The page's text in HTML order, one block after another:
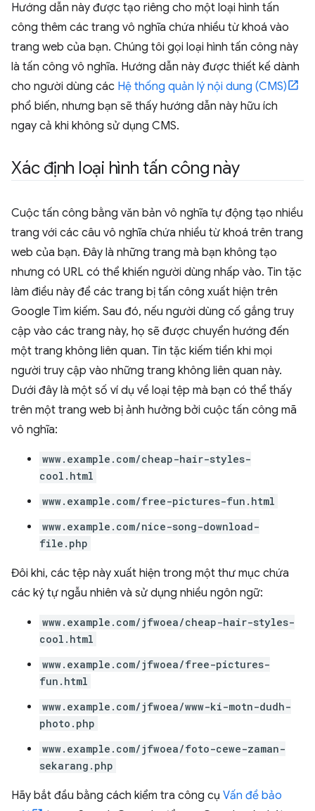
Hướng dẫn này được tạo riêng cho một loại hình tấn
công thêm các trang vô nghĩa chứa nhiều từ khoá vào
trang web của bạn. Chúng tôi gọi loại hình tấn công này
là tấn công vô nghĩa. Hướng dẫn này được thiết kế dành
cho người dùng các Hệ thống quản lý nội dung (CMS)
phổ biến, nhưng bạn sẽ thấy hướng dẫn này hữu ích
ngay cả khi không sử dụng CMS.
Xác định loại hình tấn công này
Cuộc tấn công bằng văn bản vô nghĩa tự động tạo nhiều
trang với các câu vô nghĩa chứa nhiều từ khoá trên trang
web của bạn. Đây là những trang mà bạn không tạo
nhưng có URL có thể khiến người dùng nhấp vào. Tin tặc
làm điều này để các trang bị tấn công xuất hiện trên
Google Tìm kiếm. Sau đó, nếu người dùng cố gắng truy
cập vào các trang này, họ sẽ được chuyển hướng đến
một trang không liên quan. Tin tặc kiếm tiền khi mọi
người truy cập vào những trang không liên quan này.
Dưới đây là một số ví dụ về loại tệp mà bạn có thể thấy
trên một trang web bị ảnh hưởng bởi cuộc tấn công mã
vô nghĩa:
www.example.com/cheap-hair-styles-
cool.html
www.example.com/free-pictures-fun.html
www.example.com/nice-song-download-
file.php
Đôi khi, các tệp này xuất hiện trong một thư mục chứa
các ký tự ngẫu nhiên và sử dụng nhiều ngôn ngữ:
www.example.com/jfwoea/cheap-hair-styles-
cool.html
www.example.com/jfwoea/free-pictures-
fun.html
www.example.com/jfwoea/www-ki-motn-dudh-
photo.php
www.example.com/jfwoea/foto-cewe-zaman-
sekarang.php
Hãy bắt đầu bằng cách kiểm tra công cụ Vấn đề bảo